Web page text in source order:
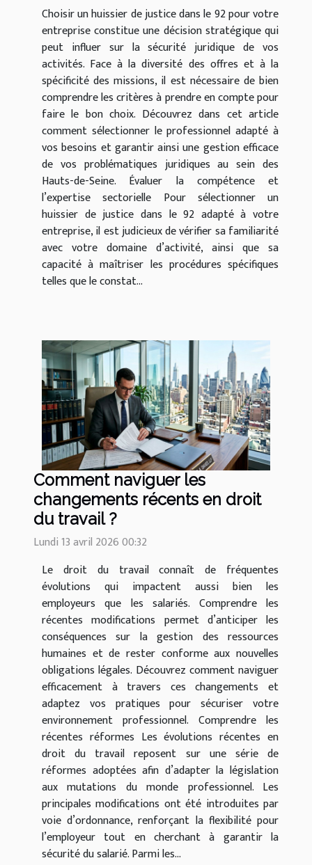
Choisir un huissier de justice dans le 92 pour votre
entreprise constitue une décision stratégique qui
peut influer sur la sécurité juridique de vos
activités. Face à la diversité des offres et à la
spécificité des missions, il est nécessaire de bien
comprendre les critères à prendre en compte pour
faire le bon choix. Découvrez dans cet article
comment sélectionner le professionnel adapté à
vos besoins et garantir ainsi une gestion efficace
de vos problématiques juridiques au sein des
Hauts-de-Seine. Évaluer la compétence et
l’expertise sectorielle Pour sélectionner un
huissier de justice dans le 92 adapté à votre
entreprise, il est judicieux de vérifier sa familiarité
avec votre domaine d’activité, ainsi que sa
capacité à maîtriser les procédures spécifiques
telles que le constat...
Comment naviguer les
changements récents en droit
du travail ?
Lundi 13 avril 2026 00:32
Le droit du travail connaît de fréquentes
évolutions qui impactent aussi bien les
employeurs que les salariés. Comprendre les
récentes modifications permet d’anticiper les
conséquences sur la gestion des ressources
humaines et de rester conforme aux nouvelles
obligations légales. Découvrez comment naviguer
efficacement à travers ces changements et
adaptez vos pratiques pour sécuriser votre
environnement professionnel. Comprendre les
récentes réformes Les évolutions récentes en
droit du travail reposent sur une série de
réformes adoptées afin d’adapter la législation
aux mutations du monde professionnel. Les
principales modifications ont été introduites par
voie d’ordonnance, renforçant la flexibilité pour
l’employeur tout en cherchant à garantir la
sécurité du salarié. Parmi les...